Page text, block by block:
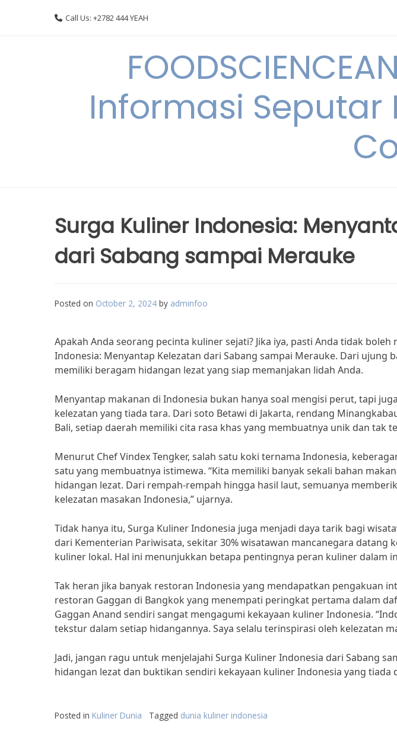
Call Us: +2782 444 YEAH
Informasi Seputar
Surga Kuliner Indonesia:
dari Sabang sampai Merauke
Posted on October 2, 2024 by adminfoo
Apakah Anda seorang pecinta kuliner sejati? Jika iya, pasti Anda tidak
Indonesia: Menyantap Kelezatan dari Sabang sampai Merauke. Dari ujung
memiliki beragam hidangan lezat yang siap memanjakan lidah Anda.
Menyantap makanan di Indonesia bukan hanya soal mengisi perut, tapi
kelezatan yang tiada tara. Dari soto Betawi di Jakarta, rendang
Bali, setiap daerah memiliki cita rasa khas yang membuatnya unik dan tak
Menurut Chef Vindex Tengker, salah satu koki ternama Indonesia,
satu yang membuatnya istimewa. “Kita memiliki banyak sekali bahan
hidangan lezat. Dari rempah-rempah hingga hasil laut, semuanya
kelezatan masakan Indonesia,” ujarnya.
Tidak hanya itu, Surga Kuliner Indonesia juga menjadi daya tarik bagi
dari Kementerian Pariwisata, sekitar 30% wisatawan mancanegara datang
kuliner lokal. Hal ini menunjukkan betapa pentingnya peran kuliner dalam
Tak heran jika banyak restoran Indonesia yang mendapatkan pengakuan
restoran Gaggan di Bangkok yang menempati peringkat pertama dalam
Gaggan Anand sendiri sangat mengagumi kekayaan kuliner Indonesia.
tekstur dalam setiap hidangannya. Saya selalu terinspirasi oleh kelezatan
Jadi, jangan ragu untuk menjelajahi Surga Kuliner Indonesia dari Sabang
hidangan lezat dan buktikan sendiri kekayaan kuliner Indonesia yang tiada
Posted in Kuliner Dunia Tagged dunia kuliner indonesia